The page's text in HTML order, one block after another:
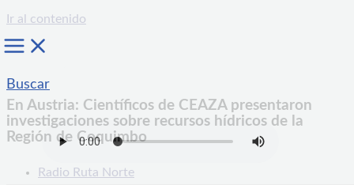
Ir al contenido
Buscar
En Austria: Científicos de CEAZA presentaron
investigaciones sobre recursos hídricos de la
Región de Coquimbo
Radio Ruta Norte